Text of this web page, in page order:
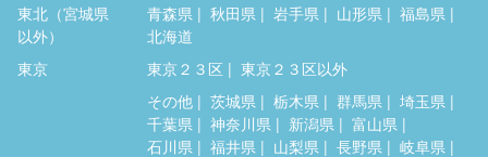
東北（宮城県
以外）
青森県 秋田県 岩手県 山形県
福島県
北海道
東京
東京２３区 東京２３区以外
その他 茨城県 栃木県 群馬県
埼玉県
千葉県
神奈川県 新潟県
富山県
石川県
福井県 山梨県 長野県
岐阜県